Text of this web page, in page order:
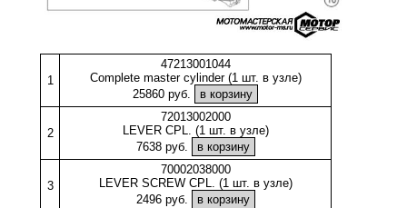
1
47213001044
Complete master cylinder (1 шт. в узле)
25860 руб.
2
72013002000
LEVER CPL. (1 шт. в узле)
7638 руб.
3
70002038000
LEVER SCREW CPL. (1 шт. в узле)
2496 руб.